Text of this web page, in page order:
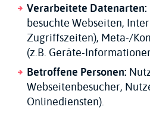
Verarbeitete Datenarten:
besuchte Webseiten,
Zugriffszeiten), Meta-/
(z.B. Geräte-
Betroffene Personen:
Webseitenbesucher,
Onlinediensten).